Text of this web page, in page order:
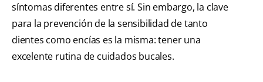
síntomas diferentes entre sí. Sin embargo, la clave
para la prevención de la sensibilidad de tanto
dientes como encías es la misma: tener una
excelente rutina de cuidados bucales.